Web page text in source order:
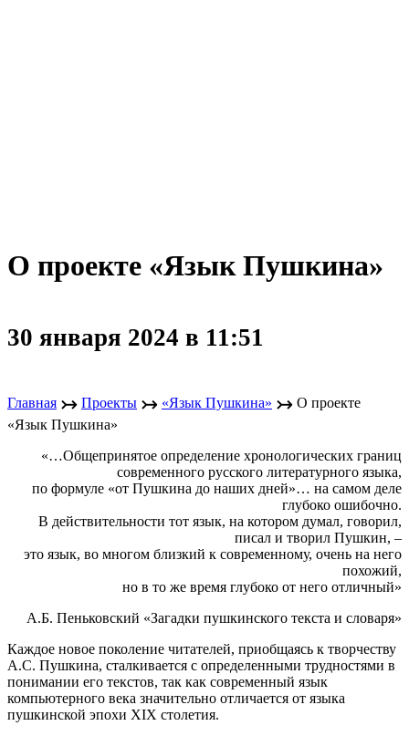
О проекте «Язык Пушкина»
30 января 2024 в 11:51
Главная ↣ Проекты ↣ «Язык Пушкина» ↣ О проекте
«Язык Пушкина»
«…Общепринятое определение хронологических границ
современного русского литературного языка,
по формуле «от Пушкина до наших дней»… на самом деле
глубоко ошибочно.
В действительности тот язык, на котором думал, говорил,
писал и творил Пушкин, –
это язык, во многом близкий к современному, очень на него
похожий,
но в то же время глубоко от него отличный»
А.Б. Пеньковский «Загадки пушкинского текста и словаря»
Каждое новое поколение читателей, приобщаясь к творчеству
А.С. Пушкина, сталкивается с определенными трудностями в
понимании его текстов, так как современный язык
компьютерного века значительно отличается от языка
пушкинской эпохи XIX столетия.